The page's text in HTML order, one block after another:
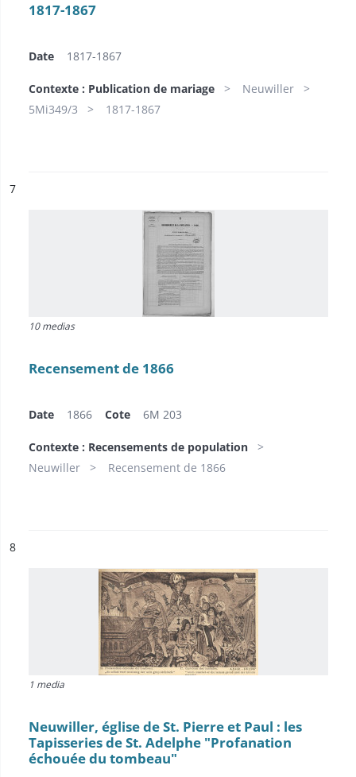
1817-1867
Date 1817-1867
Contexte : Publication de mariage
Neuwiller
5Mi349/3
1817-1867
n°
7
10 medias
Recensement de 1866
Date 1866 Cote 6M 203
Contexte : Recensements de population
Neuwiller
Recensement de 1866
n°
8
1 media
Neuwiller, église de St. Pierre et Paul : les
Tapisseries de St. Adelphe "Profanation
échouée du tombeau"